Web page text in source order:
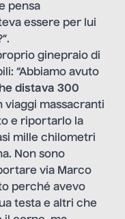
pensa
essere per lui
ginepraio di
“Abbiamo avuto
distava 300
viaggi massacranti
e riportarlo la
mille chilometri
Non sono
via Marco
perché avevo
testa e altri che